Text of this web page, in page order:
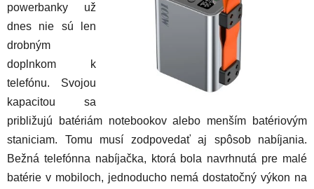
powerbanky už
dnes nie sú len
drobným
doplnkom k
telefónu. Svojou
kapacitou sa
približujú batériám notebookov alebo menším batériovým
staniciam. Tomu musí zodpovedať aj spôsob nabíjania.
Bežná telefónna nabíjačka, ktorá bola navrhnutá pre malé
batérie v mobiloch, jednoducho nemá dostatočný výkon na